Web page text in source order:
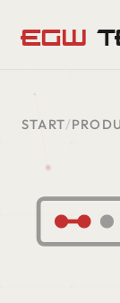
EGW
START/